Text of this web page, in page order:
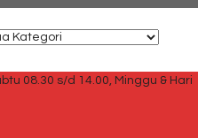
08.30 s/d 14.00, Minggu & Hari